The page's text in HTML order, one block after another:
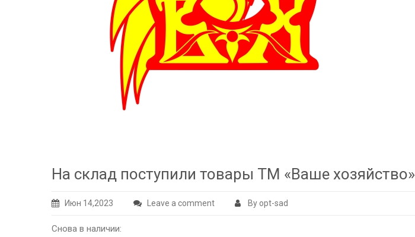
На склад поступили товары ТМ «Ваше хозяйство»
Июн 14,2023 Leave a comment By opt-sad
Снова в наличии: